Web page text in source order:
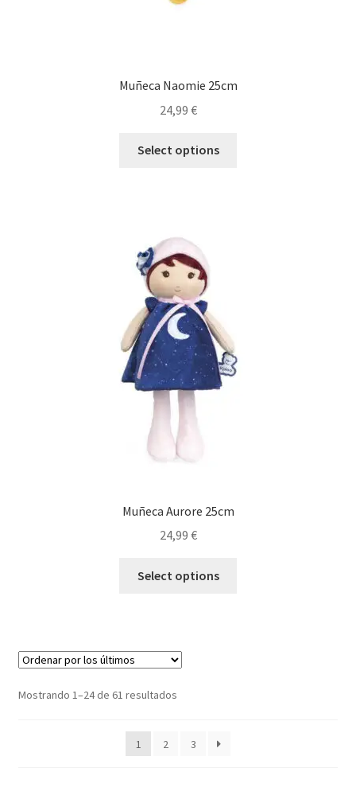
Muñeca Naomie 25cm
24,99 €
Select options
Muñeca Aurore 25cm
24,99 €
Select options
Mostrando 1–24 de 61 resultadosOrdenado
últimos
1 2 3